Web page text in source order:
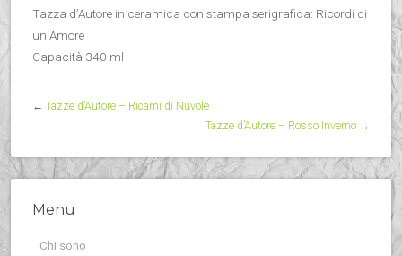
Tazza d’Autore in ceramica con stampa serigrafica: Ricordi di
un Amore
Capacità 340 ml
← Tazze d’Autore – Ricami di Nuvole
Tazze d’Autore – Rosso Inverno →
Menu
Chi sono